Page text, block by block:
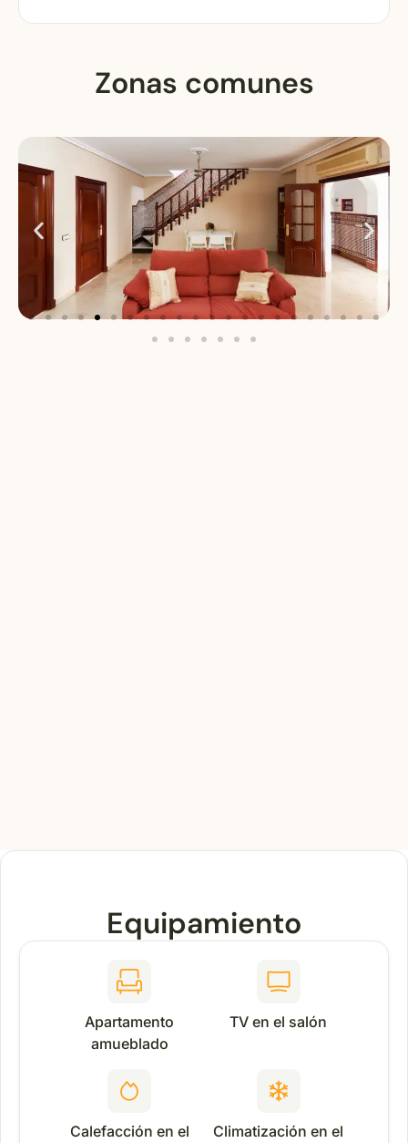
Zonas comunes
Equipamiento
Apartamento
amueblado
TV en el salón
Calefacción en el
Climatización en el